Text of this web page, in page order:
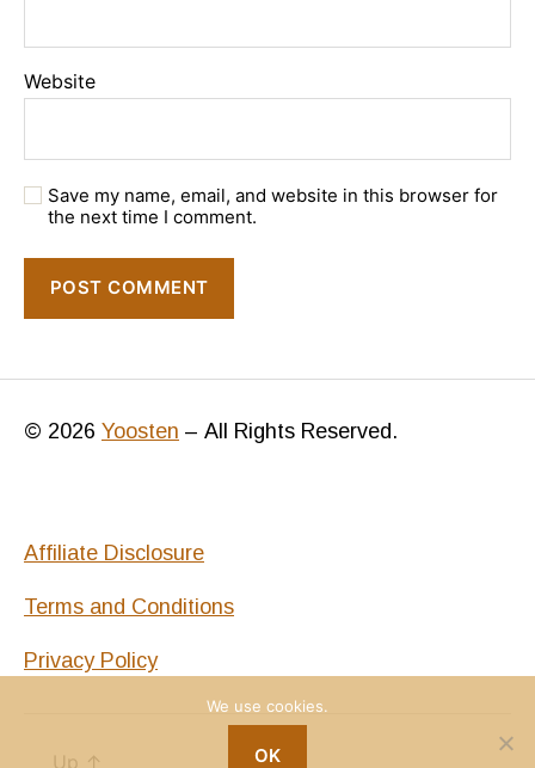
Website
Save my name, email, and website in this browser for
the next time I comment.
© 2026 Yoosten – All Rights Reserved.
Affiliate Disclosure
Terms and Conditions
Privacy Policy
Up ↑
We use cookies.
OK